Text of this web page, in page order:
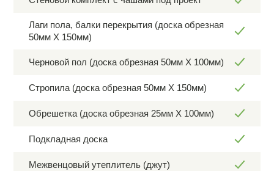
Лаги пола, балки перекрытия (доска обрезная
50мм Х 150мм)
Черновой пол (доска обрезная 50мм Х 100мм)
Стропила (доска обрезная 50мм Х 150мм)
Обрешетка (доска обрезная 25мм Х 100мм)
Подкладная доска
Межвенцовый утеплитель (джут)